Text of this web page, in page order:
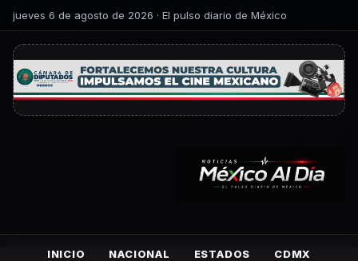
jueves 6 de agosto de 2026 · El pulso diario de México
INICIO NACIONAL ESTADOS CDMX